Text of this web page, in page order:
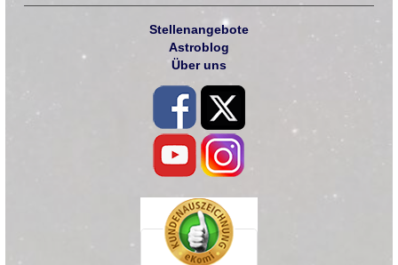
Stellenangebote
Astroblog
Über uns